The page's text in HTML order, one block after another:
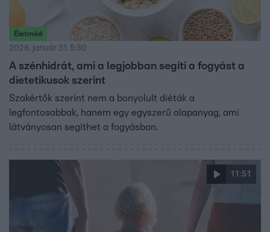
Életmód
2026. január 31. 5:30
A szénhidrát, ami a legjobban segíti a fogyást a
dietetikusok szerint
Szakértők szerint nem a bonyolult diéták a
legfontosabbak, hanem egy egyszerű alapanyag, ami
látványosan segíthet a fogyásban.
11:51